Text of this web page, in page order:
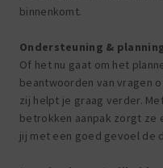
binnenkomt.
Ondersteuning &
Of het nu gaat om het
beantwoorden van vragen
zij helpt je graag verder.
betrokken aanpak zorgt
jij met een goed gevoel de